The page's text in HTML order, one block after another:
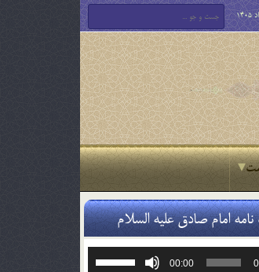
امام صادق علیه السلام
00:00